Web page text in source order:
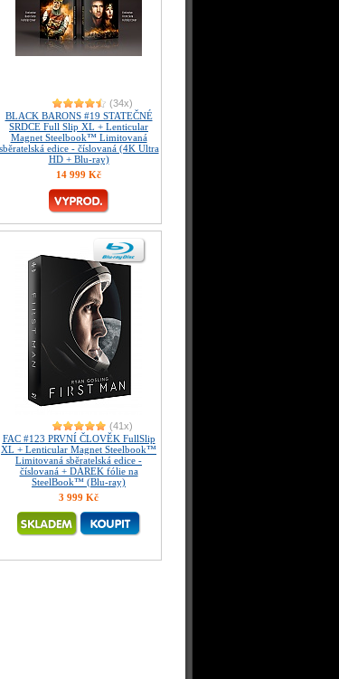
(34x)
BLACK BARONS #19 STATEČNÉ
SRDCE Full Slip XL + Lenticular
Magnet Steelbook™ Limitovaná
sběratelská edice - číslovaná (4K Ultra
HD + Blu-ray)
14 999 Kč
(41x)
FAC #123 PRVNÍ ČLOVĚK FullSlip
XL + Lenticular Magnet Steelbook™
Limitovaná sběratelská edice -
číslovaná + DÁREK fólie na
SteelBook™ (Blu-ray)
3 999 Kč